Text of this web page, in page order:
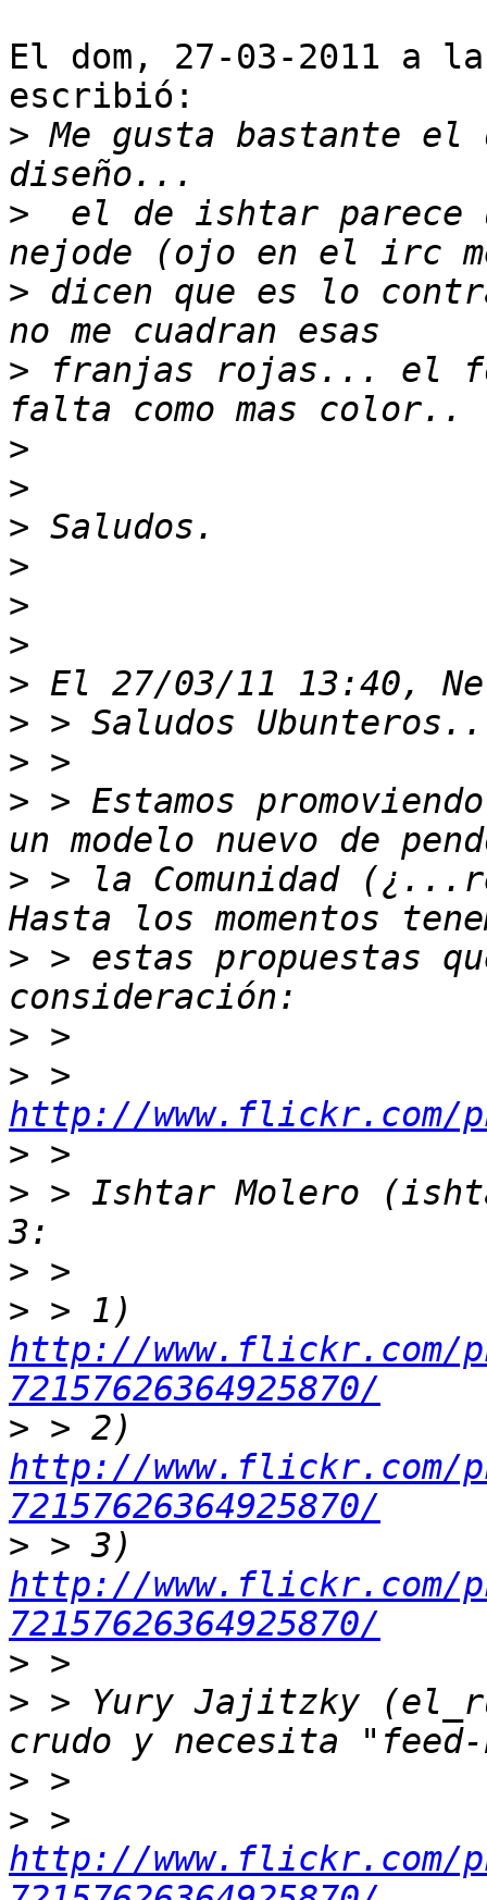
El dom, 27-03-2011 a
escribió:
> Me gusta bastante el
>
el de ishtar parece
> dicen que es lo
> franjas rojas... el
>
>
>
>
>
>
>
>
>
> > Estamos
> > la Comunidad
> > estas propuestas
>
>
http://www.flickr.com/
>
> > Ishtar Molero
>
>
http://www.flickr.com/
72157626364925870/
>
http://www.flickr.com/
72157626364925870/
>
http://www.flickr.com/
72157626364925870/
>
> > Yury Jajitzky
>
>
http://www.flickr.com/